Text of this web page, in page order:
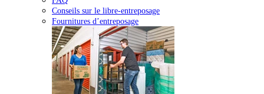
Conseils sur le libre-entreposage
Fournitures d’entreposage